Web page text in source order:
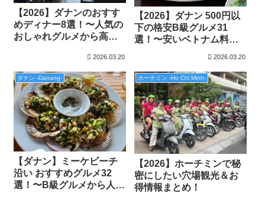
【2026】ダナンのおすす
めディナー8選！〜人気の
おしゃれグルメから高級
2026.03.20
【2026】ダナン 500円以
下の格安B級グルメ31
選！〜安いベトナム料理
2026.03.20
ダナン -Danang-
【ダナン】ミーケビーチ
沿い おすすめグルメ32
選！〜B級グルメから人気
ホーチミン -Ho Chi Minh-
【2026】ホーチミンで秘
密にしたい穴場観光＆お
得情報まとめ！